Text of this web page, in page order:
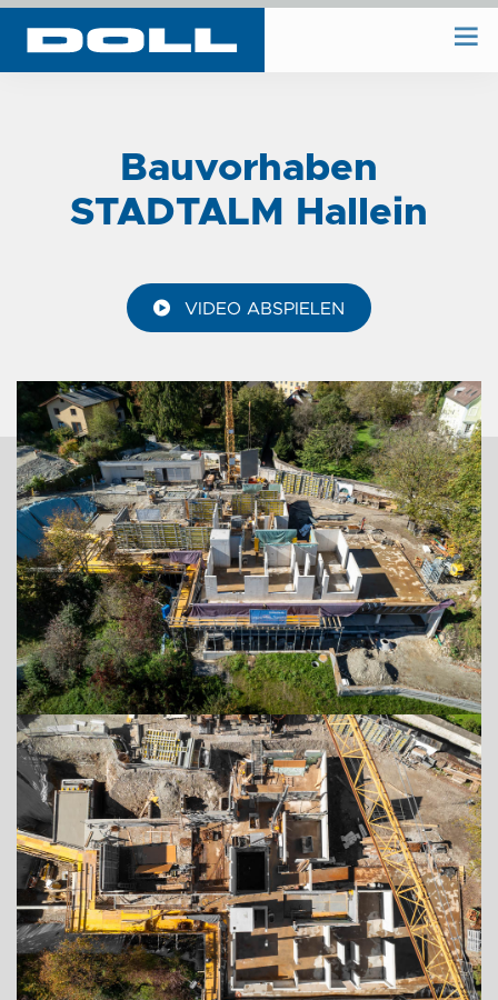
WIR PLANEN
UNTERNEHMEN
REFERENZEN
KONTAKT
ADRESSE
Bauvorhaben
STADTALM Hallein
VIDEO ABSPIELEN